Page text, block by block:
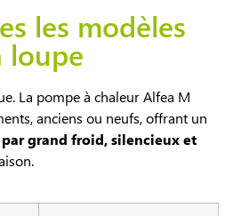
les modèles
loupe
La pompe à chaleur Alfea M
anciens ou neufs, offrant un
grand froid, silencieux et